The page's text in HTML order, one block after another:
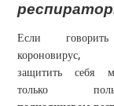
Если
защитить себя
только